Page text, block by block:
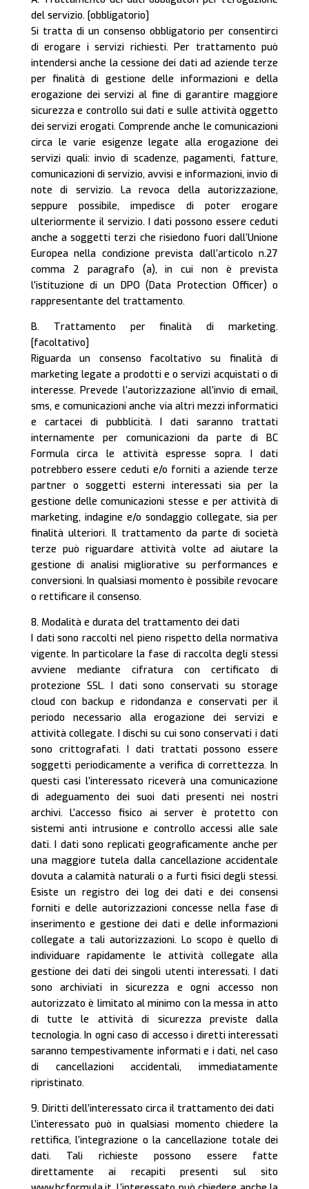
del servizio. [obbligatorio]
Si tratta di un consenso obbligatorio per consentirci
di erogare i servizi richiesti. Per trattamento può
intendersi anche la cessione dei dati ad aziende terze
per finalità di gestione delle informazioni e della
erogazione dei servizi al fine di garantire maggiore
sicurezza e controllo sui dati e sulle attività oggetto
dei servizi erogati. Comprende anche le comunicazioni
circa le varie esigenze legate alla erogazione dei
servizi quali: invio di scadenze, pagamenti, fatture,
comunicazioni di servizio, avvisi e informazioni, invio di
note di servizio. La revoca della autorizzazione,
seppure possibile, impedisce di poter erogare
ulteriormente il servizio. I dati possono essere ceduti
anche a soggetti terzi che risiedono fuori dall’Unione
Europea nella condizione prevista dall’articolo n.27
comma 2 paragrafo (a), in cui non è prevista
l’istituzione di un DPO (Data Protection Officer) o
rappresentante del trattamento.
B. Trattamento per finalità di marketing.
[facoltativo]
Riguarda un consenso facoltativo su finalità di
marketing legate a prodotti e o servizi acquistati o di
interesse. Prevede l’autorizzazione all’invio di email,
sms, e comunicazioni anche via altri mezzi informatici
e cartacei di pubblicità. I dati saranno trattati
internamente per comunicazioni da parte di BC
Formula circa le attività espresse sopra. I dati
potrebbero essere ceduti e/o forniti a aziende terze
partner o soggetti esterni interessati sia per la
gestione delle comunicazioni stesse e per attività di
marketing, indagine e/o sondaggio collegate, sia per
finalità ulteriori. Il trattamento da parte di società
terze può riguardare attività volte ad aiutare la
gestione di analisi migliorative su performances e
conversioni. In qualsiasi momento è possibile revocare
o rettificare il consenso.
8. Modalità e durata del trattamento dei dati
I dati sono raccolti nel pieno rispetto della normativa
vigente. In particolare la fase di raccolta degli stessi
avviene mediante cifratura con certificato di
protezione SSL. I dati sono conservati su storage
cloud con backup e ridondanza e conservati per il
periodo necessario alla erogazione dei servizi e
attività collegate. I dischi su cui sono conservati i dati
sono crittografati. I dati trattati possono essere
soggetti periodicamente a verifica di correttezza. In
questi casi l’interessato riceverà una comunicazione
di adeguamento dei suoi dati presenti nei nostri
archivi. L’accesso fisico ai server è protetto con
sistemi anti intrusione e controllo accessi alle sale
dati. I dati sono replicati geograficamente anche per
una maggiore tutela dalla cancellazione accidentale
dovuta a calamità naturali o a furti fisici degli stessi.
Esiste un registro dei log dei dati e dei consensi
forniti e delle autorizzazioni concesse nella fase di
inserimento e gestione dei dati e delle informazioni
collegate a tali autorizzazioni. Lo scopo è quello di
individuare rapidamente le attività collegate alla
gestione dei dati dei singoli utenti interessati. I dati
sono archiviati in sicurezza e ogni accesso non
autorizzato è limitato al minimo con la messa in atto
di tutte le attività di sicurezza previste dalla
tecnologia. In ogni caso di accesso i diretti interessati
saranno tempestivamente informati e i dati, nel caso
di cancellazioni accidentali, immediatamente
ripristinato.
9. Diritti dell’interessato circa il trattamento dei dati
L’interessato può in qualsiasi momento chiedere la
rettifica, l’integrazione o la cancellazione totale dei
dati. Tali richieste possono essere fatte
direttamente ai recapiti presenti sul sito